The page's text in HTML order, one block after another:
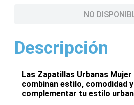
NO
Descripción
Las Zapatillas Urbanas
combinan estilo, comodidad
complementar tu estilo